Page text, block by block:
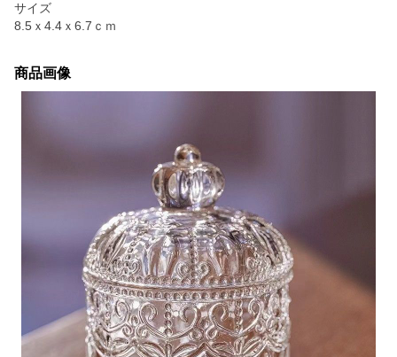
サイズ
8.5ｘ4.4ｘ6.7ｃｍ
商品画像